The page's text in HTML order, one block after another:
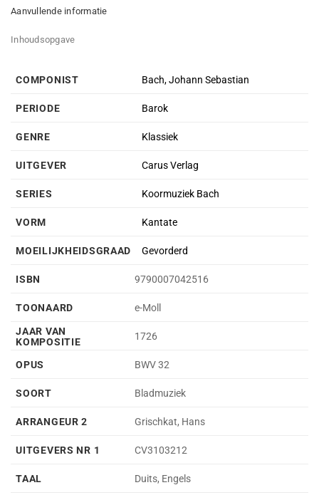
Aanvullende informatie
Inhoudsopgave
COMPONIST Bach, Johann Sebastian
PERIODE Barok
GENRE Klassiek
UITGEVER Carus Verlag
SERIES Koormuziek Bach
VORM Kantate
MOEILIJKHEIDSGRAAD Gevorderd
ISBN 9790007042516
TOONAARD
e-Moll
JAAR VAN
KOMPOSITIE
1726
OPUS BWV 32
SOORT Bladmuziek
ARRANGEUR 2 Grischkat, Hans
UITGEVERS NR 1 CV3103212
TAAL Duits, Engels